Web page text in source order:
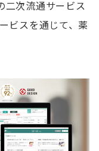
二次流通サービス
ビスを通じて、薬